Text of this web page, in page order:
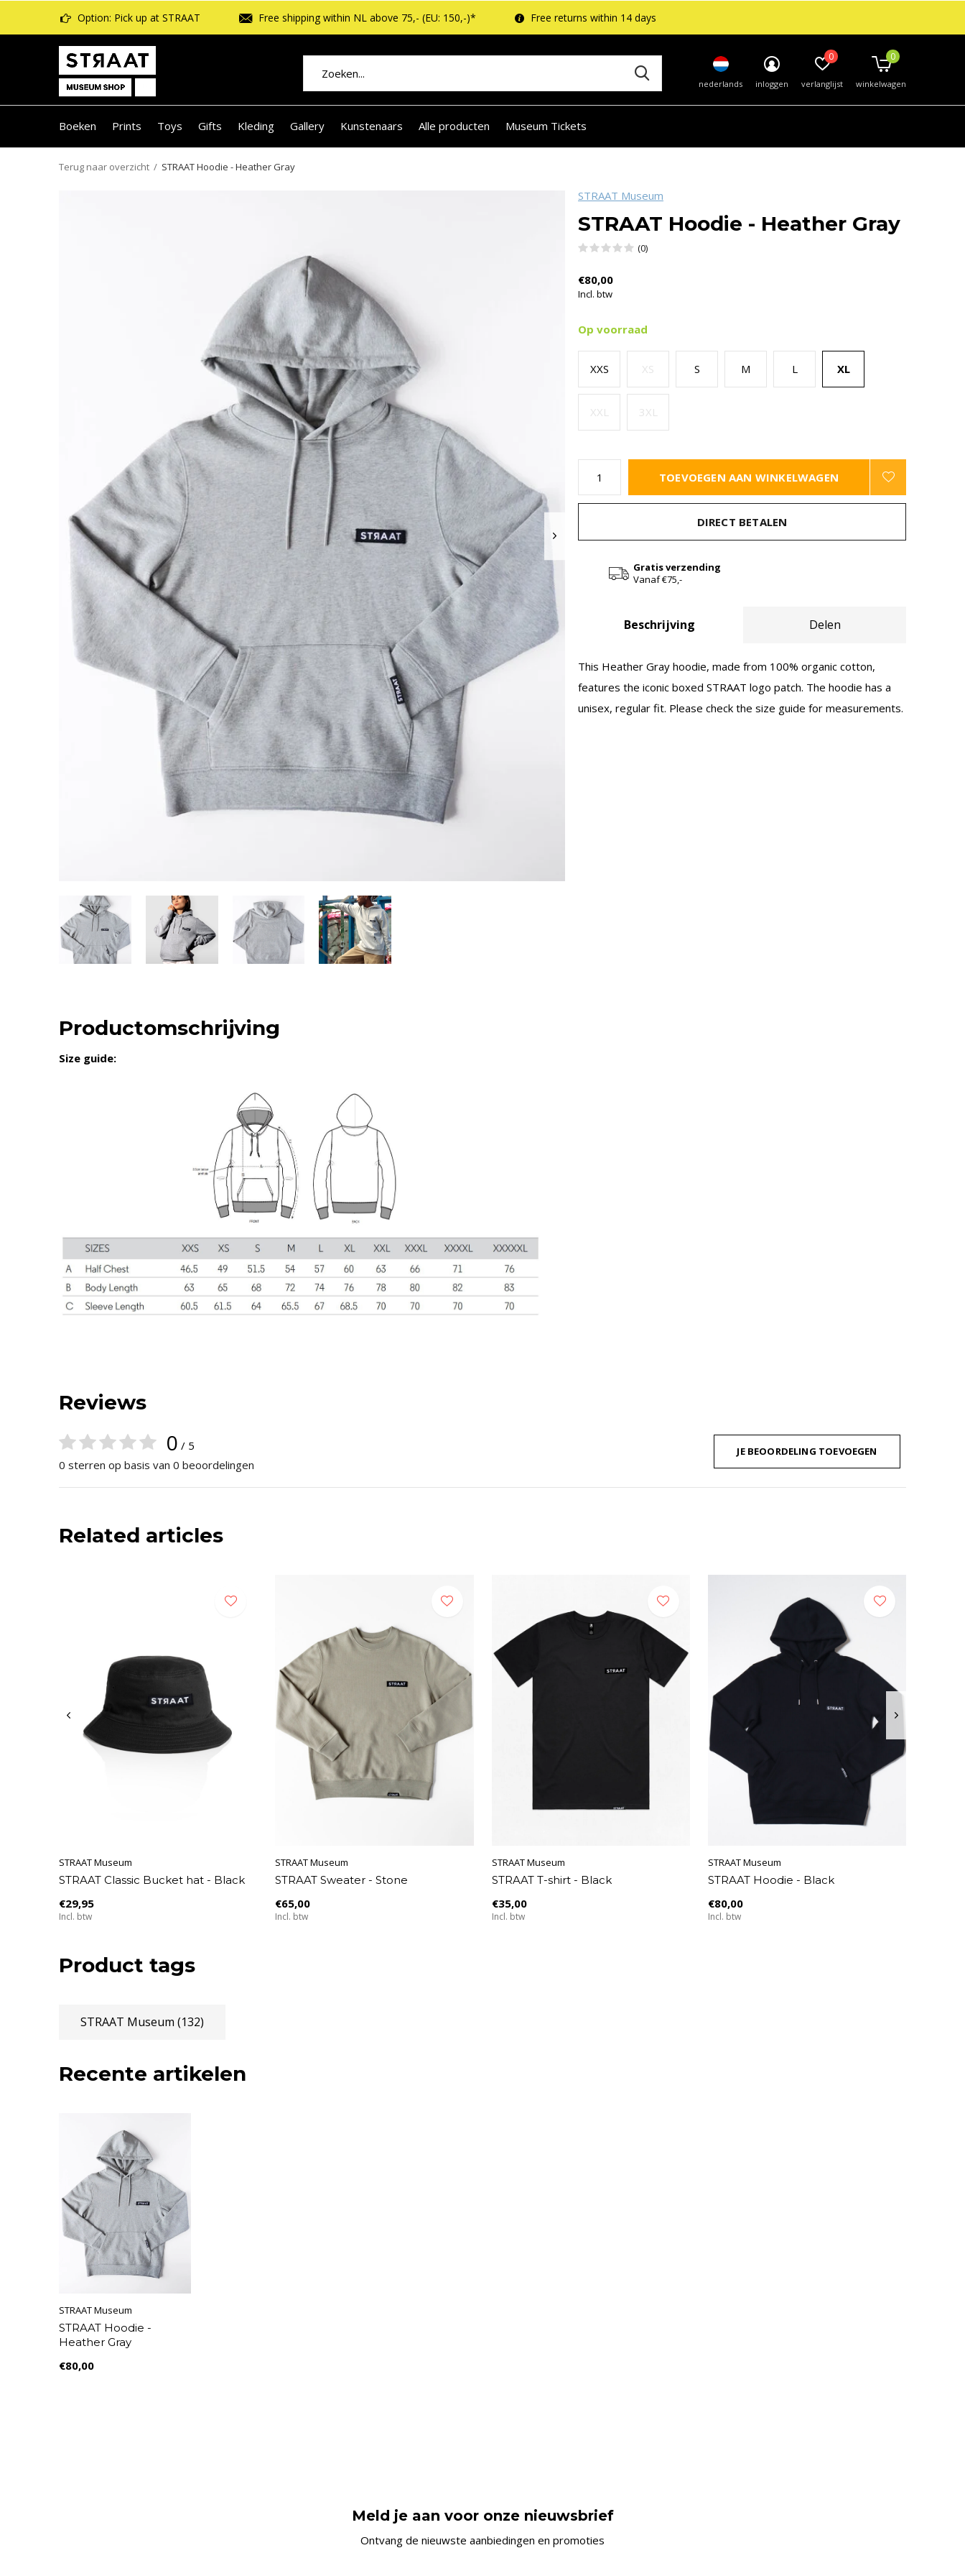
Boeken Prints Toys Gifts Kleding Gallery Kunstenaars Alle producten Museum Tickets
nederlands inloggen verlanglijst
0
winkelwagen
0
Option: Pick up at STRAAT Free shipping within NL above 75,- (EU: 150,-)* Free returns within 14 days
Terug naar overzicht STRAAT Hoodie - Heather Gray
STRAAT Museum
STRAAT Hoodie - Heather Gray
(0)
€80,00
Incl. btw
Op voorraad
XXS XS S M L XL
XXL 3XL
TOEVOEGEN AAN WINKELWAGEN
DIRECT BETALEN
Gratis verzending
Vanaf €75,-
Beschrijving Delen
This Heather Gray hoodie, made from 100% organic cotton,
features the iconic boxed STRAAT logo patch. The hoodie has a
unisex, regular fit. Please check the size guide for measurements.
Productomschrijving
Size guide:
Reviews
0 / 5
0 sterren op basis van 0 beoordelingen
JE BEOORDELING TOEVOEGEN
Related articles
STRAAT Museum
STRAAT Classic Bucket hat - Black
€29,95
Incl. btw
STRAAT Museum
STRAAT Sweater - Stone
€65,00
Incl. btw
STRAAT Museum
STRAAT T-shirt - Black
€35,00
Incl. btw
STRAAT Museum
STRAAT Hoodie - Black
€80,00
Incl. btw
Product tags
STRAAT Museum (132)
Recente artikelen
STRAAT Museum
STRAAT Hoodie -
Heather Gray
€80,00
Meld je aan voor onze nieuwsbrief
Ontvang de nieuwste aanbiedingen en promoties